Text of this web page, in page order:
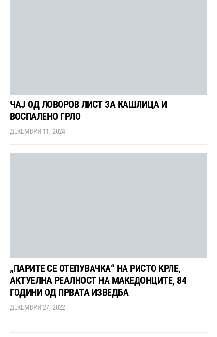
ЧАЈ ОД ЛОВОРОВ ЛИСТ ЗА КАШЛИЦА И
ВОСПАЛЕНО ГРЛО
ДЕКЕМВРИ 11, 2024
„ПАРИТЕ СЕ ОТЕПУВАЧКА“ НА РИСТО КРЛЕ,
АКТУЕЛНА РЕАЛНОСТ НА МАКЕДОНЦИТЕ, 84
ГОДИНИ ОД ПРВАТА ИЗВЕДБА
ДЕКЕМВРИ 27, 2022